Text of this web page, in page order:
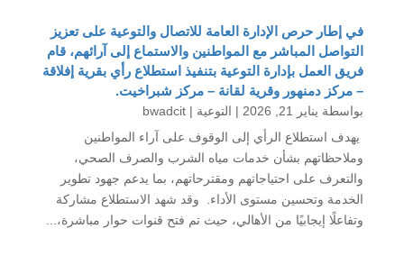
في إطار حرص الإدارة العامة للاتصال والتوعية على تعزيز
التواصل المباشر مع المواطنين والاستماع إلى آرائهم، قام
فريق العمل بإدارة التوعية بتنفيذ استطلاع رأي بقرية إفلاقة
– مركز دمنهور وقرية لقانة – مركز شبراخيت.
بواسطة ‪ bwadcit يناير 21, 2026 | التوعية
يهدف استطلاع الرأي إلى الوقوف على آراء المواطنين
وملاحظاتهم بشأن خدمات مياه الشرب والصرف الصحي،
والتعرف على احتياجاتهم ومقترحاتهم، بما يدعم جهود تطوير
الخدمة وتحسين مستوى الأداء. وقد شهد الاستطلاع مشاركة
وتفاعلًا إيجابيًا من الأهالي، حيث تم فتح قنوات حوار مباشرة،...